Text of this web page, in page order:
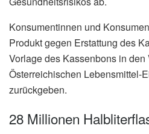
Konsumentinnen und
Produkt gegen Erstattung des
Vorlage des Kassenbons in
Österreichischen Lebensmittel-
zurückgeben.
28 Millionen